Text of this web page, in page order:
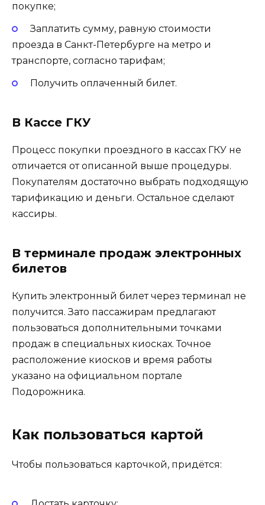
покупке;
Заплатить сумму, равную стоимости
проезда в Санкт-Петербурге на метро и
транспорте, согласно тарифам;
Получить оплаченный билет.
В Кассе ГКУ
Процесс покупки проездного в кассах ГКУ не
отличается от описанной выше процедуры.
Покупателям достаточно выбрать подходящую
тарификацию и деньги. Остальное сделают
кассиры.
В терминале продаж электронных
билетов
Купить электронный билет через терминал не
получится. Зато пассажирам предлагают
пользоваться дополнительными точками
продаж в специальных киосках. Точное
расположение киосков и время работы
указано на официальном портале
Подорожника.
Как пользоваться картой
Чтобы пользоваться карточкой, придётся: